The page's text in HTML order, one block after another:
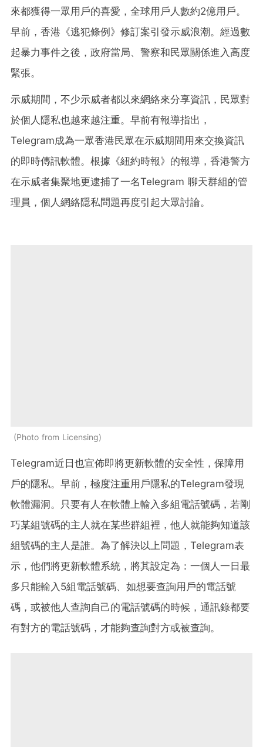
來都獲得一眾用戶的喜愛，全球用戶人數約2億用戶。
早前，香港《逃犯條例》修訂案引發示威浪潮。經過數
起暴力事件之後，政府當局、警察和民眾關係進入高度
緊張。
示威期間，不少示威者都以來網絡來分享資訊，民眾對
於個人隱私也越來越注重。早前有報導指出，
Telegram成為一眾香港民眾在示威期間用來交換資訊
的即時傳訊軟體。根據《紐約時報》的報導，香港警方
在示威者集聚地更逮捕了一名Telegram 聊天群組的管
理員，個人網絡隱私問題再度引起大眾討論。
Photo from Licensing
Telegram近日也宣佈即將更新軟體的安全性，保障用
戶的隱私。早前，極度注重用戶隱私的Telegram發現
軟體漏洞。只要有人在軟體上輸入多組電話號碼，若剛
巧某組號碼的主人就在某些群組裡，他人就能夠知道該
組號碼的主人是誰。為了解決以上問題，Telegram表
示，他們將更新軟體系統，將其設定為：一個人一日最
多只能輸入5組電話號碼、如想要查詢用戶的電話號
碼，或被他人查詢自己的電話號碼的時候，通訊錄都要
有對方的電話號碼，才能夠查詢對方或被查詢。